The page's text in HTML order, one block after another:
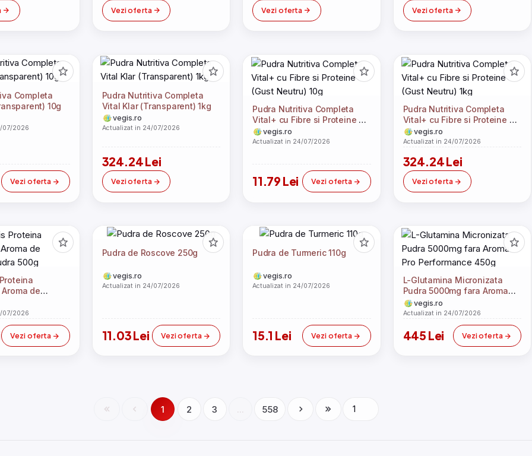
Vezi oferta Vezi oferta Vezi oferta
Completa
10g
07/2026
Vezi oferta
Pudra Nutritiva Completa
Vital Klar (Transparent) 1kg
vegis.ro
Actualizat in 24/07/2026
324.24 Lei
Vezi oferta
Pudra Nutritiva Completa
Vital+ cu Fibre si Proteine ​​
(Gust Neutru) 10g
vegis.ro
Actualizat in 24/07/2026
11.79 Lei Vezi oferta
Pudra Nutritiva Completa
Vital+ cu Fibre si Proteine ​​
(Gust Neutru) 1kg
vegis.ro
Actualizat in 24/07/2026
324.24 Lei
Vezi oferta
de
500g
07/2026
Vezi oferta
Pudra de Roscove 250g
vegis.ro
Actualizat in 24/07/2026
11.03 Lei Vezi oferta
Pudra de Turmeric 110g
vegis.ro
Actualizat in 24/07/2026
15.1 Lei Vezi oferta
L-Glutamina Micronizata
Pudra 5000mg fara Aroma
Pro Performance 450g
vegis.ro
Actualizat in 24/07/2026
445 Lei Vezi oferta
1 2 3 ... 558